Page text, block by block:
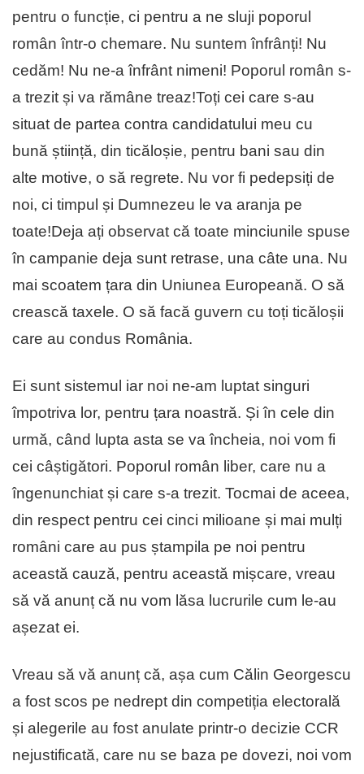
pentru o funcție, ci pentru a ne sluji poporul
român într-o chemare. Nu suntem înfrânți! Nu
cedăm! Nu ne-a înfrânt nimeni! Poporul român s-
a trezit și va rămâne treaz!Toți cei care s-au
situat de partea contra candidatului meu cu
bună știință, din ticăloșie, pentru bani sau din
alte motive, o să regrete. Nu vor fi pedepsiți de
noi, ci timpul și Dumnezeu le va aranja pe
toate!Deja ați observat că toate minciunile spuse
în campanie deja sunt retrase, una câte una. Nu
mai scoatem țara din Uniunea Europeană. O să
crească taxele. O să facă guvern cu toți ticăloșii
care au condus România.
Ei sunt sistemul iar noi ne-am luptat singuri
împotriva lor, pentru țara noastră. Și în cele din
urmă, când lupta asta se va încheia, noi vom fi
cei câștigători. Poporul român liber, care nu a
îngenunchiat și care s-a trezit. Tocmai de aceea,
din respect pentru cei cinci milioane și mai mulți
români care au pus ștampila pe noi pentru
această cauză, pentru această mișcare, vreau
să vă anunț că nu vom lăsa lucrurile cum le-au
așezat ei.
Vreau să vă anunț că, așa cum Călin Georgescu
a fost scos pe nedrept din competiția electorală
și alegerile au fost anulate printr-o decizie CCR
nejustificată, care nu se baza pe dovezi, noi vom